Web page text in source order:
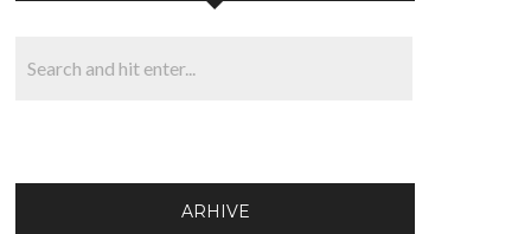
ARHIVE